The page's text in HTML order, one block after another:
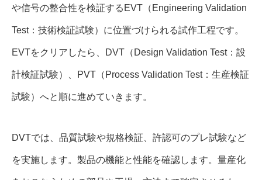
や信号の整合性を検証するEVT（Engineering Validation
Test：技術検証試験）に位置づけられる試作工程です。
EVTをクリアしたら、DVT（Design Validation Test：設
計検証試験）、PVT（Process Validation Test：生産検証
試験）へと順に進めていきます。
DVTでは、品質試験や規格検証、許認可のプレ試験など
を実施します。製品の機能と性能を確認します。量産化